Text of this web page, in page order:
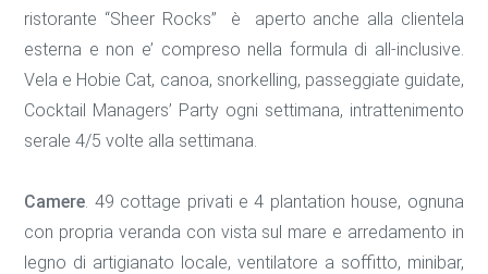
ristorante “Sheer Rocks” è aperto anche alla clientela
esterna e non e’ compreso nella formula di all-inclusive.
Vela e Hobie Cat, canoa, snorkelling, passeggiate guidate,
Cocktail Managers’ Party ogni settimana, intrattenimento
serale 4/5 volte alla settimana.
Camere . 49 cottage privati e 4 plantation house, ognuna
con propria veranda con vista sul mare e arredamento in
legno di artigianato locale, ventilatore a soffitto, minibar,